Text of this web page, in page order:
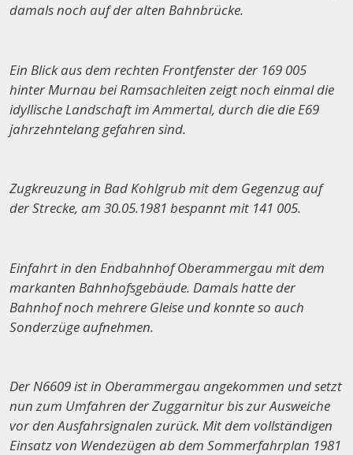
damals noch auf der alten Bahnbrücke.
Ein Blick aus dem rechten Frontfenster der 169 005
hinter Murnau bei Ramsachleiten zeigt noch einmal die
idyllische Landschaft im Ammertal, durch die die E69
jahrzehntelang gefahren sind.
Zugkreuzung in Bad Kohlgrub mit dem Gegenzug auf
der Strecke, am 30.05.1981 bespannt mit 141 005.
Einfahrt in den Endbahnhof Oberammergau mit dem
markanten Bahnhofsgebäude. Damals hatte der
Bahnhof noch mehrere Gleise und konnte so auch
Sonderzüge aufnehmen.
Der N6609 ist in Oberammergau angekommen und setzt
nun zum Umfahren der Zuggarnitur bis zur Ausweiche
vor den Ausfahrsignalen zurück. Mit dem vollständigen
Einsatz von Wendezügen ab dem Sommerfahrplan 1981